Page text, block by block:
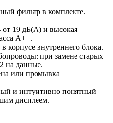
фильтр в комплекте.
19 дБ(А) и высокая
А++.
корпусе внутреннего блока.
при замене старых
на данные.
или промывка
и интуитивно понятный
дисплеем.